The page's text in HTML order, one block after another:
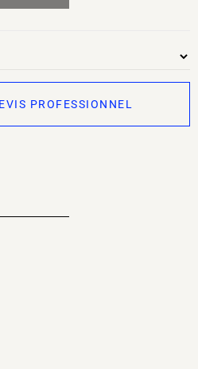
PROFESSIONNEL